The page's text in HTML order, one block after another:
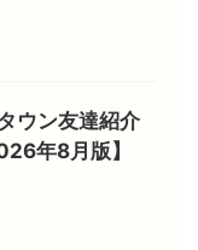
ウン友達紹介
年8月版】